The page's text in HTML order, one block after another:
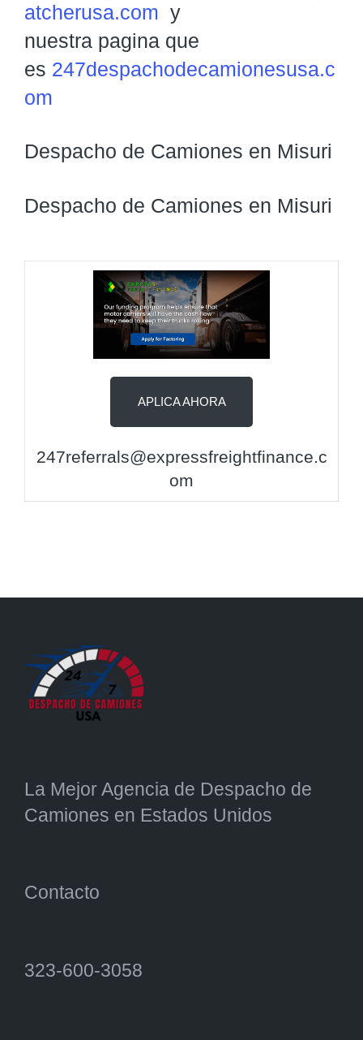
atcherusa.com y
nuestra pagina que
es 247despachodecamionesusa.c
om
Despacho de Camiones en Misuri
Despacho de Camiones en Misuri
APLICA AHORA
247referrals@expressfreightfinance.c
om
La Mejor Agencia de Despacho de
Camiones en Estados Unidos
Contacto
323-600-3058